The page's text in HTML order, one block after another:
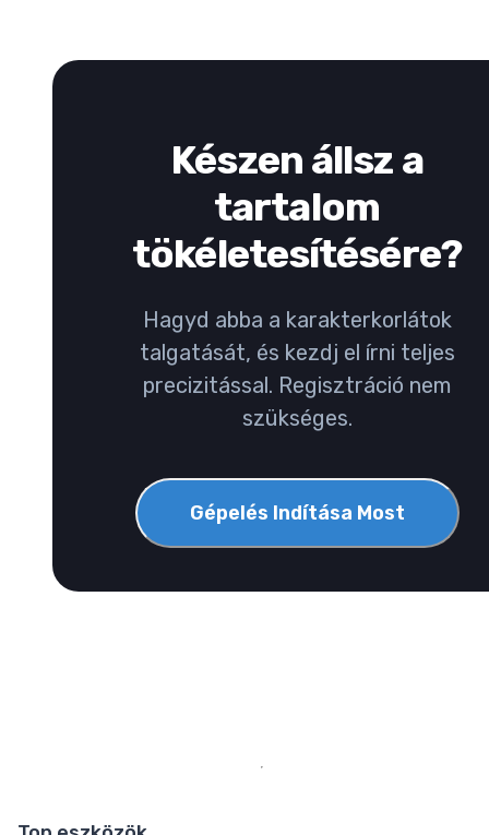
Készen állsz a
tartalom
tökéletesítésére?
Hagyd abba a karakterkorlátok
talgatását, és kezdj el írni teljes
precizitással. Regisztráció nem
szükséges.
Gépelés Indítása Most